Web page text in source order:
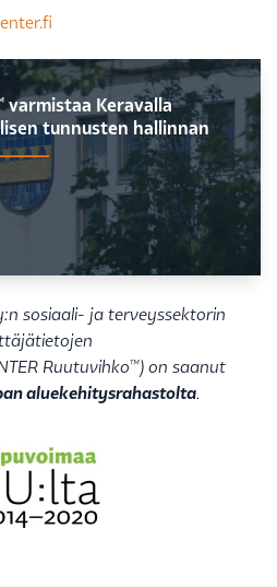
varmistaa Keravalla
tunnusten hallinnan
sosiaali- ja terveyssektorin
Ruutuvihko™) on saanut
aluekehitysrahastolta